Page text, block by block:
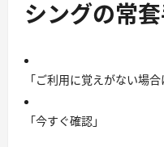
シングの常
「ご利用に覚えがない場合
「今すぐ確認」